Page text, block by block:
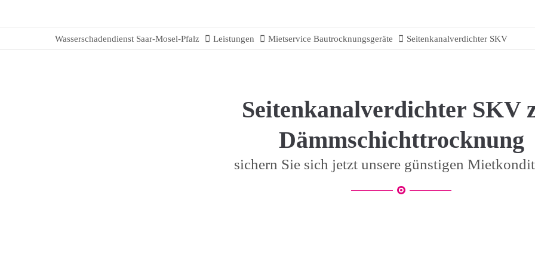
Wasserschadendienst Saar-Mosel-Pfalz Leistungen Mietservice Bautrocknungsgeräte Seitenkanalverdichter SKV
Seitenkanalverdichter SKV
Dämmschichttrocknung
sichern Sie sich jetzt unsere günstigen